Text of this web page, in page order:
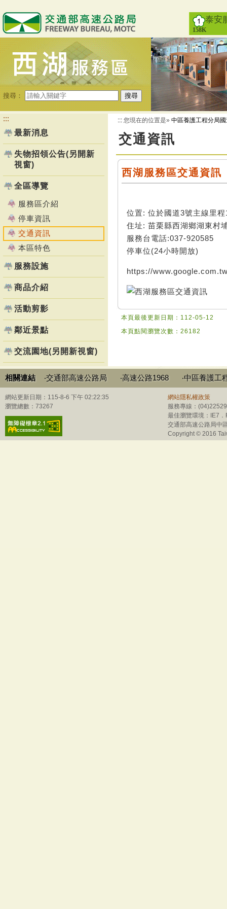
到
主
要
內
容
泰安
158K
搜尋： 搜尋
:::
最新消息
失物招領公告(另開新
視窗)
全區導覽
服務區介紹
停車資訊
交通資訊
本區特色
服務設施
商品介紹
活動剪影
鄰近景點
交流園地(另開新視窗)
::: 您現在的位置是» 中區養護工程分局
交通資訊
西湖服務區交通資訊
位置: 位於國道3號主線里
住址: 苗栗縣西湖鄉湖東村
服務台電話:037-920585
停車位(24小時開放)
https://
本頁最後更新日期：112-05-12
本頁點閱瀏覽次數：26182
相關連結 ‧交通部高速公路局 ‧高速公路1968 ‧中區養護工
網站更新日期：115-8-6 下午 02:22:35
瀏覽總數：73267
網站隱私權政策
服務專線：
最佳瀏覽環境：IE7
交通部高速公路局中
Copyright © 2016